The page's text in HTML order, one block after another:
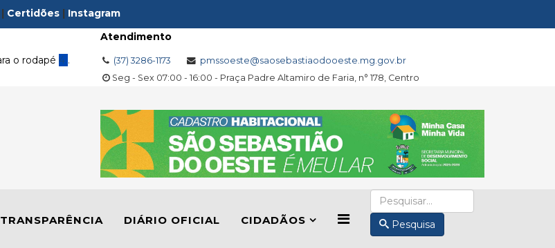
| Certidões | Instagram
o rodapé 4 .
Atendimento
(37) 3286-1173
pmssoeste@saosebastiaodooeste.mg.gov.br
Seg - Sex 07:00 - 16:00 - Praça Padre Altamiro de Faria, n° 178, Centro
TRANSPARÊNCIA DIÁRIO OFICIAL CIDADÃOS Pesquisa